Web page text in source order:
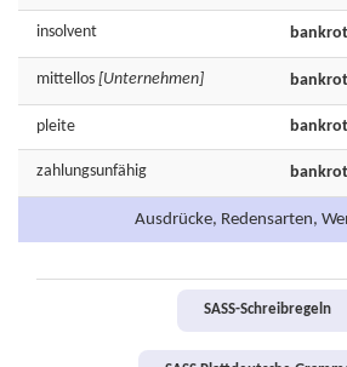
insolvent
mittellos [Unternehmen]
pleite
zahlungsunfähig
Ausdrücke, Redensarten,
SASS-Schreibregeln